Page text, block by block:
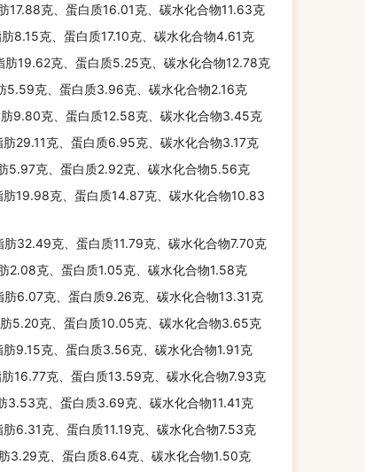
17.88克、蛋白质16.01克、碳水化合物11.63克
8.15克、蛋白质17.10克、碳水化合物4.61克
19.62克、蛋白质5.25克、碳水化合物12.78克
5.59克、蛋白质3.96克、碳水化合物2.16克
9.80克、蛋白质12.58克、碳水化合物3.45克
29.11克、蛋白质6.95克、碳水化合物3.17克
5.97克、蛋白质2.92克、碳水化合物5.56克
19.98克、蛋白质14.87克、碳水化合物10.83
32.49克、蛋白质11.79克、碳水化合物7.70克
2.08克、蛋白质1.05克、碳水化合物1.58克
6.07克、蛋白质9.26克、碳水化合物13.31克
5.20克、蛋白质10.05克、碳水化合物3.65克
9.15克、蛋白质3.56克、碳水化合物1.91克
16.77克、蛋白质13.59克、碳水化合物7.93克
3.53克、蛋白质3.69克、碳水化合物11.41克
6.31克、蛋白质11.19克、碳水化合物7.53克
3.29克、蛋白质8.64克、碳水化合物1.50克